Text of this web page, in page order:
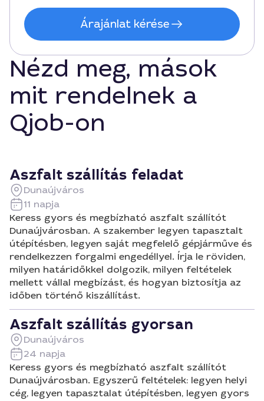
Árajánlat kérése
Nézd meg, mások
mit rendelnek a
Qjob-on
Aszfalt szállítás feladat
Dunaújváros
11 napja
Keress gyors és megbízható aszfalt szállítót
Dunaújvárosban. A szakember legyen tapasztalt
útépítésben, legyen saját megfelelő gépjárműve és
rendelkezzen forgalmi engedéllyel. Írja le röviden,
milyen határidőkkel dolgozik, milyen feltételek
mellett vállal megbízást, és hogyan biztosítja az
időben történő kiszállítást.
Aszfalt szállítás gyorsan
Dunaújváros
24 napja
Keress gyors és megbízható aszfalt szállítót
Dunaújvárosban. Egyszerű feltételek: legyen helyi
cég, legyen tapasztalat útépítésben, legyen gyors